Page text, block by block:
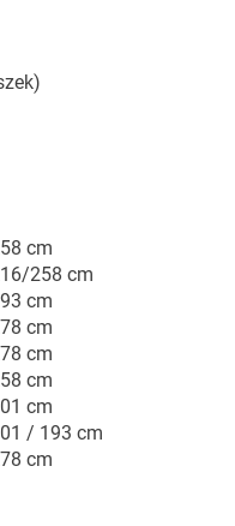
cm
258 cm
cm
cm
cm
cm
cm
/ 193 cm
cm